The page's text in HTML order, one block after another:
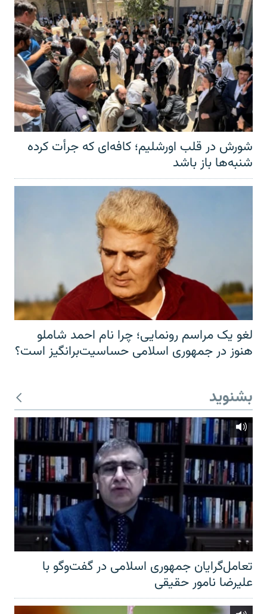
شورش در قلب اورشلیم؛ کافه‌ای که جرأت کرده
شنبه‌ها باز باشد
لغو یک مراسم رونمایی؛ چرا نام احمد شاملو
هنوز در جمهوری اسلامی حساسیت‌برانگیز است؟
بشنوید
تعامل‌گرایان جمهوری اسلامی در گفت‌وگو با
علیرضا نامور حقیقی